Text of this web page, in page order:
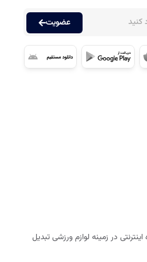
عضویت
در زمینه لوازم ورزشی تبدیل